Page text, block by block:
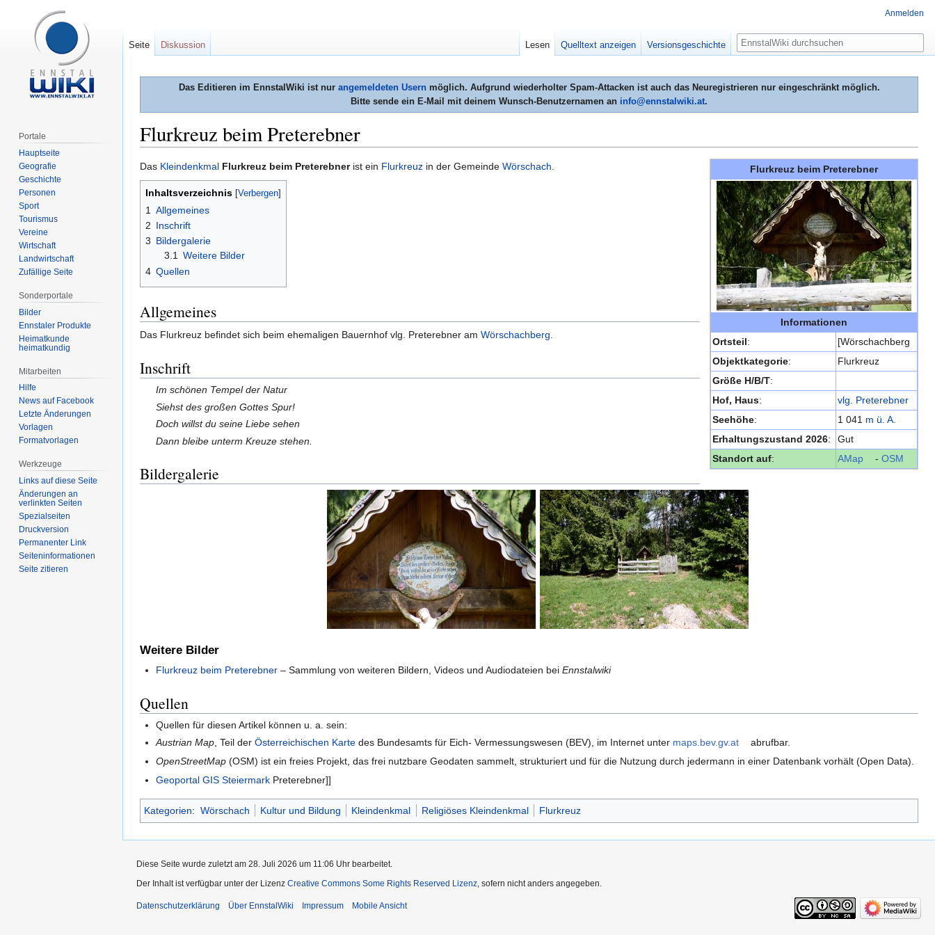
Das Editieren im EnnstalWiki ist nur angemeldeten Usernmöglich. Aufgrund wiederholter Spam-Attacken ist auch das Neuregistrieren nur eingeschränkt möglich.
Bitte sende ein E-Mail mit deinem Wunsch-Benutzernamen an info@ennstalwiki.at.
Flurkreuz beim Preterebner
Zur
Navigation
springen
Zur
Suche
springen
Flurkreuz beim Preterebner
Informationen
Ortsteil:
[Wörschachberg
Objektkategorie:
Flurkreuz
Größe H/B/T:
Hof, Haus:
vlg. Preterebner
Seehöhe: 1 041 m ü. A.
Erhaltungszustand 2026:
Gut
Standort auf: AMap - OSM
Das Kleindenkmal Flurkreuz beim Preterebner ist ein Flurkreuz in der Gemeinde Wörschach.
Inhaltsverzeichnis
1
Allgemeines
2
Inschrift
3
Bildergalerie
3.1 Weitere Bilder
4 Quellen
Allgemeines
Das Flurkreuz befindet sich beim ehemaligen Bauernhof vlg. Preterebner am Wörschachberg.
Inschrift
Im schönen Tempel der Natur
Siehst des großen Gottes Spur!
Doch willst du seine Liebe sehen
Dann bleibe unterm Kreuze stehen.
Bildergalerie
Weitere Bilder
Flurkreuz beim Preterebner – Sammlung von weiteren Bildern, Videos und Audiodateien beiEnnstalwiki
Quellen
Quellen für diesen Artikel können u. a. sein:
Austrian Map , Teil derÖsterreichischen Karte des Bundesamts für Eich- Vermessungswesen (BEV), im Internet unter maps.bev.gv.at
abrufbar.
OpenStreetMap (OSM) ist ein freies Projekt, das frei nutzbare Geodaten sammelt, strukturiert und für die Nutzung durch jedermann in einer Datenbank vorhält (Open Data).
Geoportal GIS Steiermark Preterebner]]
Kategorien: Wörschach Kultur und Bildung Kleindenkmal Religiöses Kleindenkmal Flurkreuz
Anmelden
Seite Diskussion Lesen Quelltext anzeigen Versionsgeschichte
Suche
Portale
Hauptseite
Geografie
Geschichte
Personen
Sport
Tourismus
Vereine
Wirtschaft
Landwirtschaft
Zufällige Seite
Sonderportale
Bilder
Ennstaler Produkte
Heimatkunde
heimatkundig
Mitarbeiten
Hilfe
News auf Facebook
Letzte Änderungen
Vorlagen
Formatvorlagen
Werkzeuge
Links auf diese Seite
Änderungen an
verlinkten Seiten
Spezialseiten
Druckversion
Permanenter Link
Seiten­informationen
Seite zitieren
Diese Seite wurde zuletzt am 28. Juli 2026 um 11:06 Uhr bearbeitet.
Der Inhalt ist verfügbar unter der Lizenz Creative Commons Some Rights Reserved Lizenz , sofern nicht anders angegeben.
Datenschutzerklärung Über EnnstalWiki Impressum Mobile Ansicht